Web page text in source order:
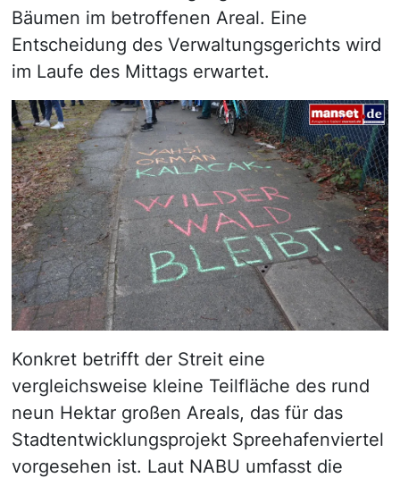
Bäumen im betroffenen Areal. Eine
Entscheidung des Verwaltungsgerichts wird
im Laufe des Mittags erwartet.
Konkret betrifft der Streit eine
vergleichsweise kleine Teilfläche des rund
neun Hektar großen Areals, das für das
Stadtentwicklungsprojekt Spreehafenviertel
vorgesehen ist. Laut NABU umfasst die